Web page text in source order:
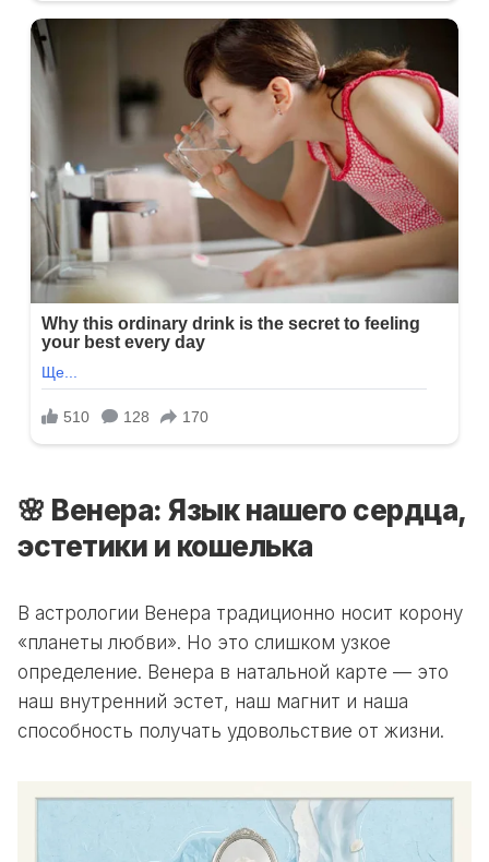
🌸 Венера: Язык нашего сердца,
эстетики и кошелька
В астрологии Венера традиционно носит корону
«планеты любви». Но это слишком узкое
определение. Венера в натальной карте — это
наш внутренний эстет, наш магнит и наша
способность получать удовольствие от жизни.